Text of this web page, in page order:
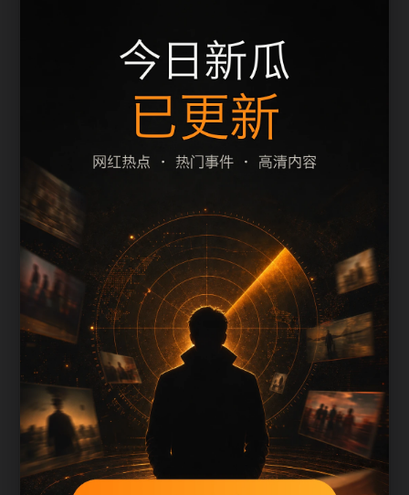
黑料不打烊手机版入口相关页面通常需要先判断标
题、摘要和栏目是否一致。本页围绕黑料合集整理
阅读入口，减少用户在手机端反复返回搜索结果的
页面保留清晰的栏目路径、站内推荐和 sitemap 入
口，方便继续浏览同主题内容。
内容归集说明
黑料不打烊手机版入口会按栏目持续补充新内容，
标题、description、正文摘要和图片说明保持同一主
题，避免无关词堆砌。
后续采集或 AI 生成内容时，每篇应不少于 650 字，
并配套主题图、alt/title 和同类推荐。